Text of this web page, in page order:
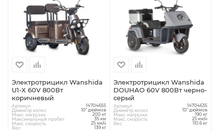
Электротрицикл Wanshida
U1-X 60V 800Вт
коричневый
Артикул 14704655
Диаметр колес 10" дюймов
Макс. нагрузка 200 кг
Максимальный пробег 35 км
Макс. скорость 25 км/ч
Вес 139 кг
Электротрицикл Wanshida
DOUHAO 60V 800Вт черно-
серый
Артикул 14704635
Диаметр колес 10" дюймов
Макс. нагрузка 190 кг
Макс. скорость 25 км/ч
Вес 110.6 кг